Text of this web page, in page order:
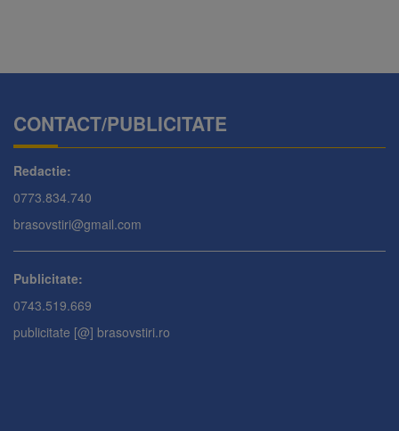
CONTACT/PUBLICITATE
Redactie:
0773.834.740
brasovstiri@gmail.com
Publicitate:
0743.519.669
publicitate [@] brasovstiri.ro